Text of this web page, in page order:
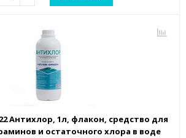
Антихлор, 1л, флакон, средство для
и остаточного хлора в воде